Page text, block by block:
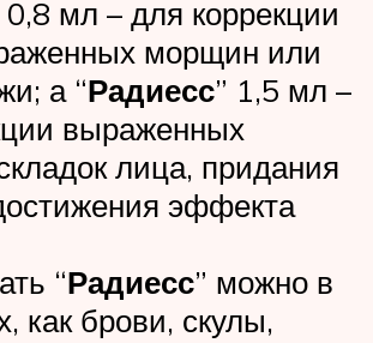
0,8 мл – для коррекции
морщин или
а “Радиесс” 1,5 мл –
выраженных
лица, придания
эффекта
“Радиесс” можно в
как брови, скулы,